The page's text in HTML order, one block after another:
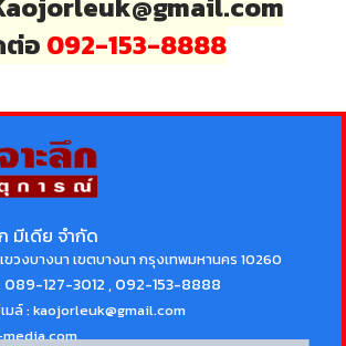
อ 092-153-8888
มีเดีย จำกัด
ขวงบางนา เขตบางนา กรุงเทพมหานคร 10260
089-127-3012 , 092-153-8888
มล์ :kaojorleuk@gmail.com